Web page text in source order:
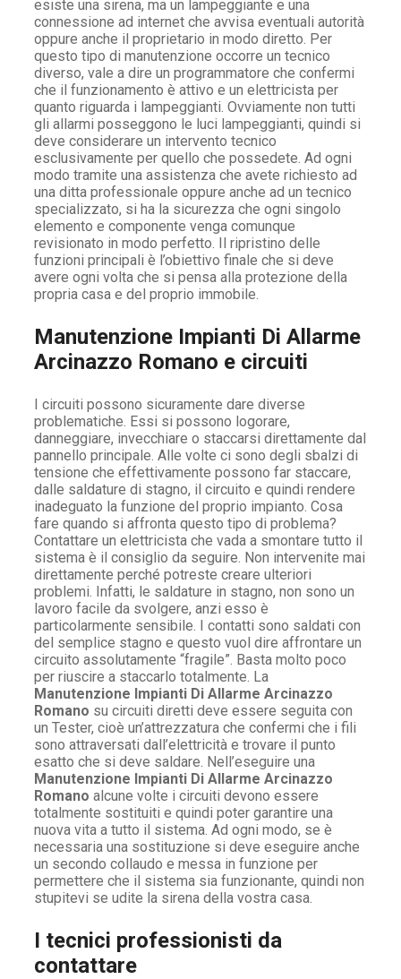
esiste una sirena, ma un lampeggiante e una
connessione ad internet che avvisa eventuali autorità
oppure anche il proprietario in modo diretto. Per
questo tipo di manutenzione occorre un tecnico
diverso, vale a dire un programmatore che confermi
che il funzionamento è attivo e un elettricista per
quanto riguarda i lampeggianti. Ovviamente non tutti
gli allarmi posseggono le luci lampeggianti, quindi si
deve considerare un intervento tecnico
esclusivamente per quello che possedete. Ad ogni
modo tramite una assistenza che avete richiesto ad
una ditta professionale oppure anche ad un tecnico
specializzato, si ha la sicurezza che ogni singolo
elemento e componente venga comunque
revisionato in modo perfetto. Il ripristino delle
funzioni principali è l’obiettivo finale che si deve
avere ogni volta che si pensa alla protezione della
propria casa e del proprio immobile.
Manutenzione Impianti Di Allarme
Arcinazzo Romano e circuiti
I circuiti possono sicuramente dare diverse
problematiche. Essi si possono logorare,
danneggiare, invecchiare o staccarsi direttamente dal
pannello principale. Alle volte ci sono degli sbalzi di
tensione che effettivamente possono far staccare,
dalle saldature di stagno, il circuito e quindi rendere
inadeguato la funzione del proprio impianto. Cosa
fare quando si affronta questo tipo di problema?
Contattare un elettricista che vada a smontare tutto il
sistema è il consiglio da seguire. Non intervenite mai
direttamente perché potreste creare ulteriori
problemi. Infatti, le saldature in stagno, non sono un
lavoro facile da svolgere, anzi esso è
particolarmente sensibile. I contatti sono saldati con
del semplice stagno e questo vuol dire affrontare un
circuito assolutamente “fragile”. Basta molto poco
per riuscire a staccarlo totalmente. La
Manutenzione Impianti Di Allarme Arcinazzo
Romano su circuiti diretti deve essere seguita con
un Tester, cioè un’attrezzatura che confermi che i fili
sono attraversati dall’elettricità e trovare il punto
esatto che si deve saldare. Nell’eseguire una
Manutenzione Impianti Di Allarme Arcinazzo
Romano alcune volte i circuiti devono essere
totalmente sostituiti e quindi poter garantire una
nuova vita a tutto il sistema. Ad ogni modo, se è
necessaria una sostituzione si deve eseguire anche
un secondo collaudo e messa in funzione per
permettere che il sistema sia funzionante, quindi non
stupitevi se udite la sirena della vostra casa.
I tecnici professionisti da
contattare